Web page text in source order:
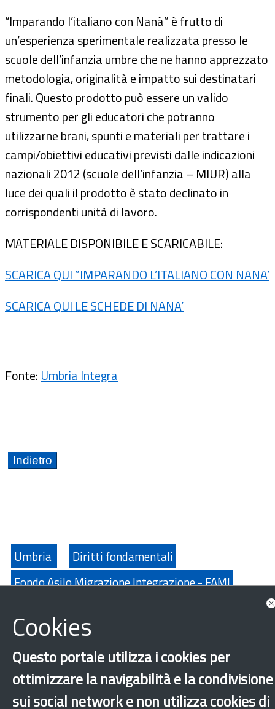
“Imparando l’italiano con Nanà” è frutto di
un’esperienza sperimentale realizzata presso le
scuole dell’infanzia umbre che ne hanno apprezzato
metodologia, originalità e impatto sui destinatari
finali. Questo prodotto può essere un valido
strumento per gli educatori che potranno
utilizzarne brani, spunti e materiali per trattare i
campi/obiettivi educativi previsti dalle indicazioni
nazionali 2012 (scuole dell’infanzia – MIUR) alla
luce dei quali il prodotto è stato declinato in
corrispondenti unità di lavoro.
MATERIALE DISPONIBILE E SCARICABILE:
SCARICA QUI ”IMPARANDO L’ITALIANO CON NANA’
SCARICA QUI LE SCHEDE DI NANA’
Fonte: Umbria Integra
Umbria
Diritti fondamentali
Fondo Asilo Migrazione Integrazione - FAMI
Scuola
×
Cookies
Questo portale utilizza i cookies per
ottimizzare la navigabilità e la condivisione
sui social network e non utilizza cookies di